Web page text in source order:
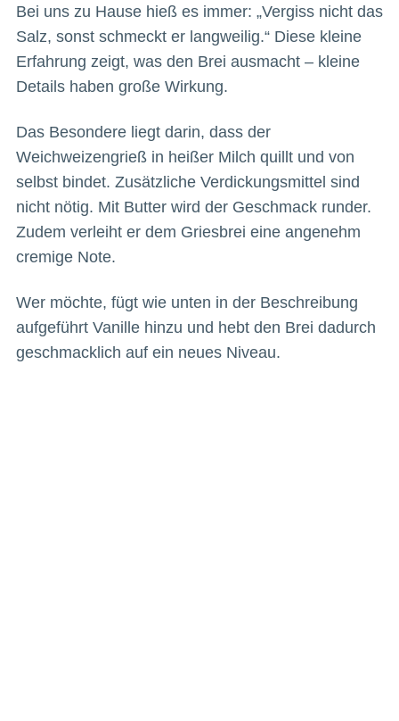
Bei uns zu Hause hieß es immer: „Vergiss nicht das
Salz, sonst schmeckt er langweilig.“ Diese kleine
Erfahrung zeigt, was den Brei ausmacht – kleine
Details haben große Wirkung.
Das Besondere liegt darin, dass der
Weichweizengrieß in heißer Milch quillt und von
selbst bindet. Zusätzliche Verdickungsmittel sind
nicht nötig. Mit Butter wird der Geschmack runder.
Zudem verleiht er dem Griesbrei eine angenehm
cremige Note.
Wer möchte, fügt wie unten in der Beschreibung
aufgeführt Vanille hinzu und hebt den Brei dadurch
geschmacklich auf ein neues Niveau.